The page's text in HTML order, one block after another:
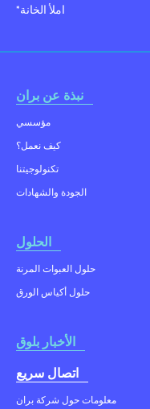
*املأ الخانة
نبذة عن بران
مؤسسي
كيف نعمل؟
تكنولوجيتنا
الجودة والشهادات
الحلول
حلول العبوات المرنة
حلول أكياس الورق
الأخبار بلوق
اتصال سريع
معلومات حول شركة بران